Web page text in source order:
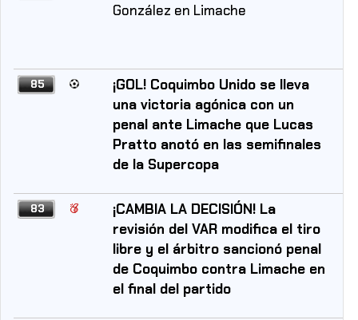
González en Limache
85
¡GOL! Coquimbo Unido se lleva
una victoria agónica con un
penal ante Limache que Lucas
Pratto anotó en las semifinales
de la Supercopa
83
¡CAMBIA LA DECISIÓN! La
revisión del VAR modifica el tiro
libre y el árbitro sancionó penal
de Coquimbo contra Limache en
el final del partido